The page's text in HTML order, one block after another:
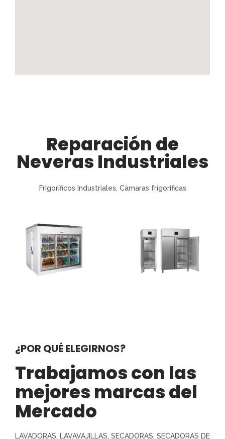
Reparación de
Neveras Industriales
Frigoríficos Industriales, Cámaras frigoríficas
¿POR QUÉ ELEGIRNOS?
Trabajamos con las
mejores marcas del
Mercado
LAVADORAS, LAVAVAJILLAS, SECADORAS, SECADORAS DE